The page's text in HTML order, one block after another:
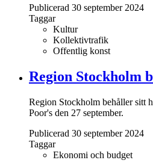
Publicerad 30 september 2024
Taggar
Kultur
Kollektivtrafik
Offentlig konst
Region Stockholm
Region Stockholm behåller sitt
Poor's den 27 september.
Publicerad 30 september 2024
Taggar
Ekonomi och budget